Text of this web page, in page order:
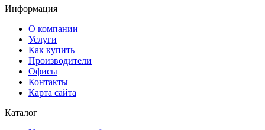
Информация
О компании
Услуги
Как купить
Производители
Офисы
Контакты
Карта сайта
Каталог